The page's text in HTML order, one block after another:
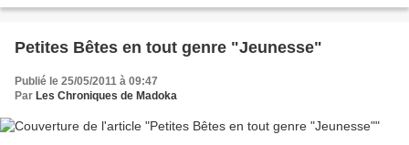
Petites Bêtes en tout genre "Jeunesse"
Publié le 25/05/2011 à 09:47
Par Les Chroniques de Madoka